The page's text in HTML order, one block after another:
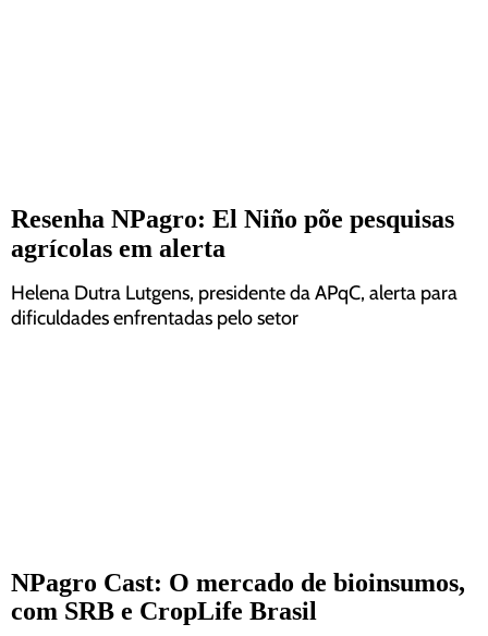
Resenha NPagro: El Niño põe pesquisas
agrícolas em alerta
Helena Dutra Lutgens, presidente da APqC, alerta para
dificuldades enfrentadas pelo setor
NPagro Cast: O mercado de bioinsumos,
com SRB e CropLife Brasil